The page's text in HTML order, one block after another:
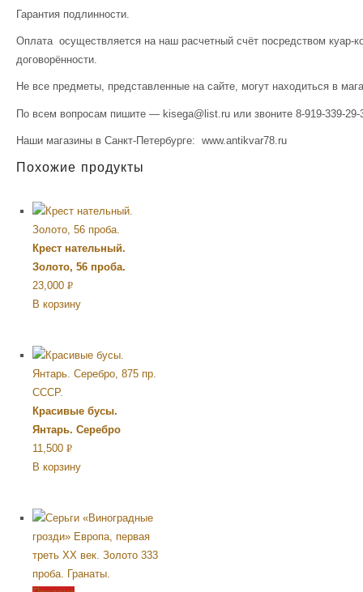
Гарантия подлинности.
Оплата осуществляется на наш расчетный счёт посредством куар-
договорённости.
Не все предметы, представленные на сайте, могут находиться в
По всем вопросам пишите — kisega@list.ru или звоните 8-919-339-29-
Наши магазины в Санкт-Петербурге: www.antikvar78.ru
Похожие продукты
Крест нательный.
Золото, 56 проба.
23,000 Р
УБ.
В корзину
Красивые бусы.
Янтарь. Серебро
11,500 Р
УБ.
В корзину